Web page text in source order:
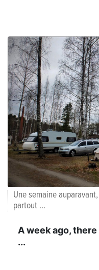
Une semaine
partout ...
A week ago,
...